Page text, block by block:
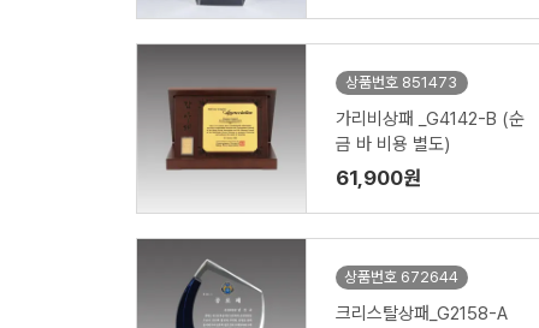
상품번호 851473
가리비상패 _G4142-B (순
금 바 비용 별도)
61,900원
상품번호 672644
크리스탈상패_G2158-A